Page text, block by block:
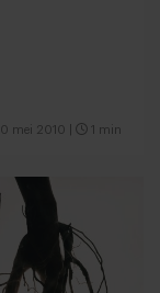
10 mei 2010 1 min